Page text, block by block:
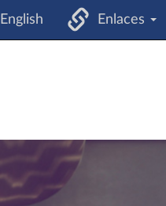
English Enlaces